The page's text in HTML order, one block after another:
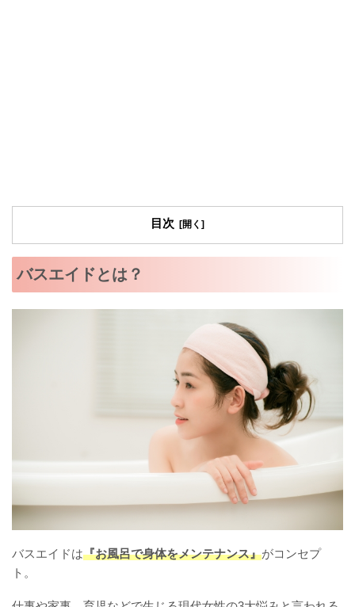
目次
バスエイドとは？
バスエイドは『お風呂で身体をメンテナンス』がコンセプ
ト。